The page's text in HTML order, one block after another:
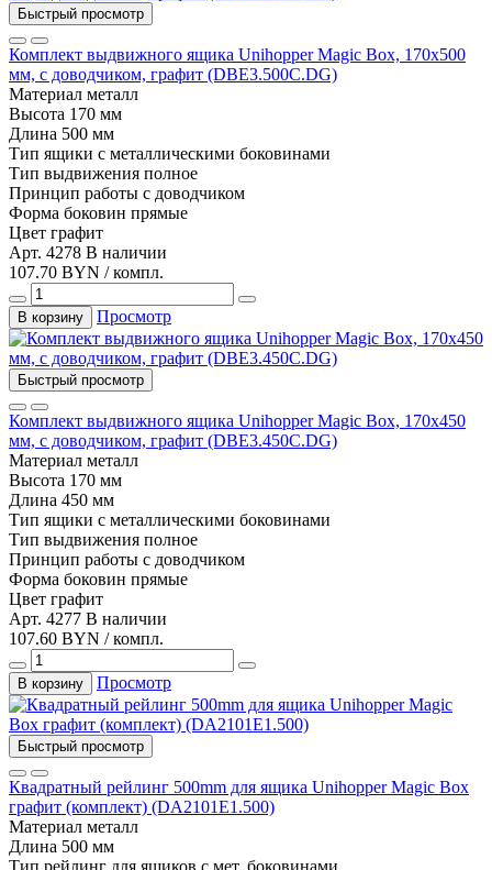
Быстрый просмотр
Комплект выдвижного ящика Unihopper Magic Box, 170x500
мм, с доводчиком, графит (DBE3.500С.DG)
Материал металл
Высота 170 мм
Длина 500 мм
Тип ящики с металлическими боковинами
Тип выдвижения полное
Принцип работы с доводчиком
Форма боковин прямые
Цвет графит
Арт. 4278 В наличии
107.70 BYN / компл.
В корзину Просмотр
Быстрый просмотр
Комплект выдвижного ящика Unihopper Magic Box, 170x450
мм, с доводчиком, графит (DBE3.450С.DG)
Материал металл
Высота 170 мм
Длина 450 мм
Тип ящики с металлическими боковинами
Тип выдвижения полное
Принцип работы с доводчиком
Форма боковин прямые
Цвет графит
Арт. 4277 В наличии
107.60 BYN / компл.
В корзину Просмотр
Быстрый просмотр
Квадратный рейлинг 500mm для ящика Unihopper Magic Box
графит (комплект) (DA2101E1.500)
Материал металл
Длина 500 мм
Тип рейлинг для ящиков с мет. боковинами